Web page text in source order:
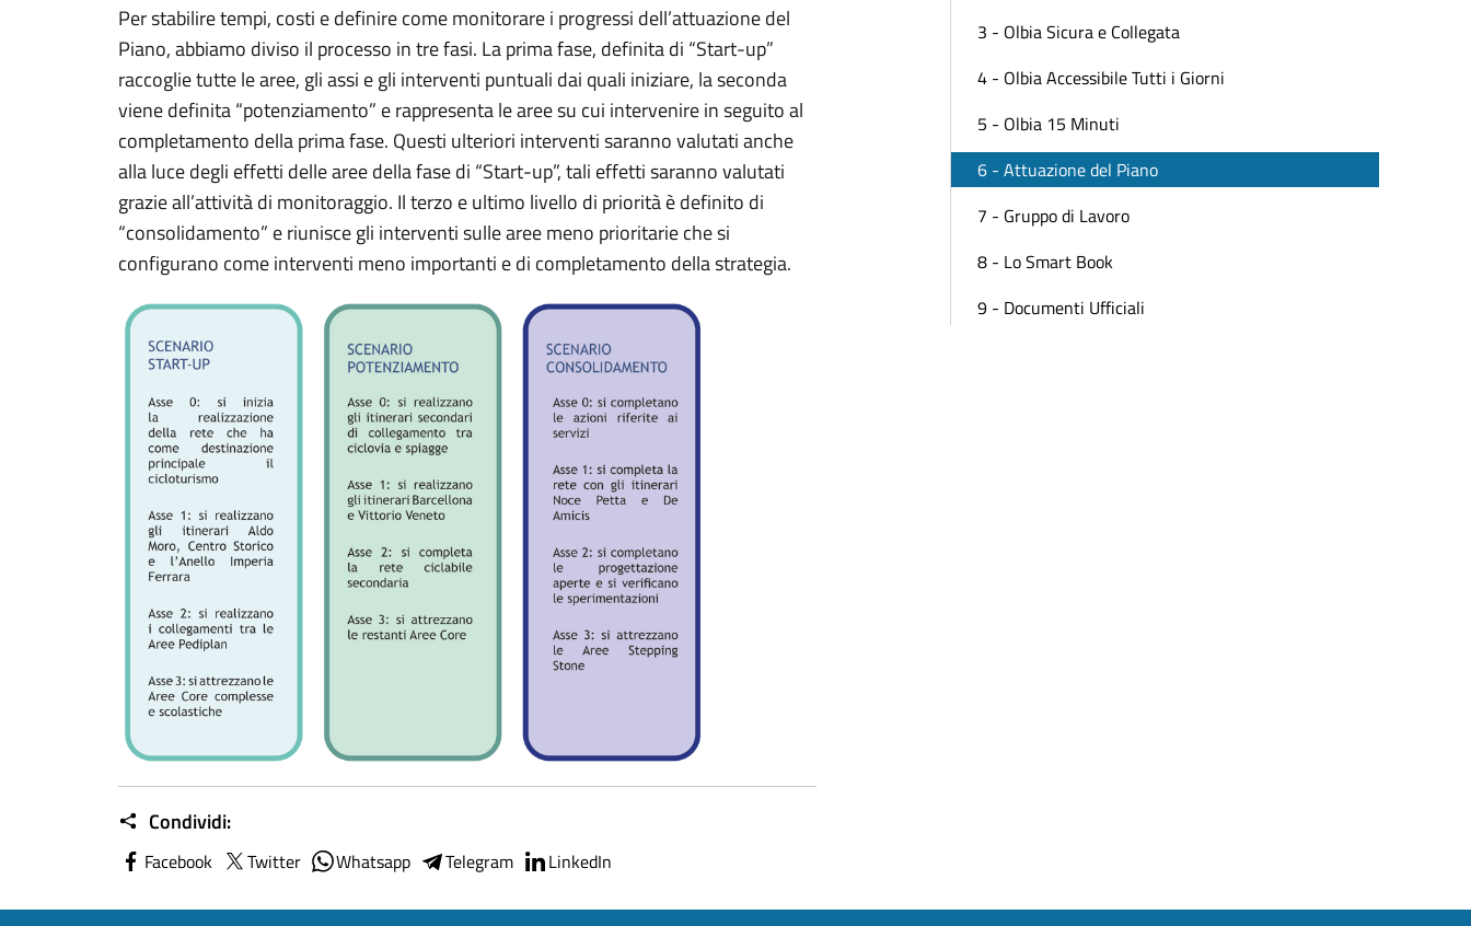
Per stabilire tempi, costi e definire come monitorare i progressi dell’attuazione del
Piano, abbiamo diviso il processo in tre fasi. La prima fase, definita di “Start-up”
raccoglie tutte le aree, gli assi e gli interventi puntuali dai quali iniziare, la seconda
viene definita “potenziamento” e rappresenta le aree su cui intervenire in seguito al
completamento della prima fase. Questi ulteriori interventi saranno valutati anche
alla luce degli effetti delle aree della fase di “Start-up”, tali effetti saranno valutati
grazie all’attività di monitoraggio. Il terzo e ultimo livello di priorità è definito di
“consolidamento” e riunisce gli interventi sulle aree meno prioritarie che si
configurano come interventi meno importanti e di completamento della strategia.
Condividi:
Facebook Twitter Whatsapp Telegram LinkedIn
3 - Olbia Sicura e Collegata
4 - Olbia Accessibile Tutti i Giorni
5 - Olbia 15 Minuti
6 - Attuazione del Piano
7 - Gruppo di Lavoro
8 - Lo Smart Book
9 - Documenti Ufficiali